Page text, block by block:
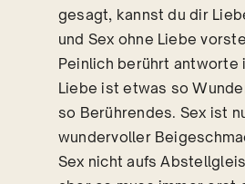
gesagt, kannst du dir
und Sex ohne Liebe
Peinlich berührt antworte
Liebe ist etwas so
so Berührendes. Sex ist
wundervoller
Sex nicht aufs